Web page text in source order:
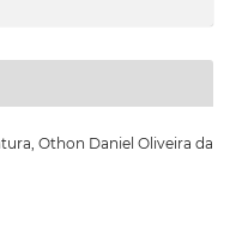
Othon Daniel Oliveira da